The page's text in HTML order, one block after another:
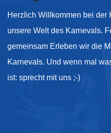
Herzlich Willkommen bei der
unsere Welt des Karnevals.
gemeinsam Erleben wir die
Karnevals. Und wenn mal
ist: sprecht mit uns ;-)